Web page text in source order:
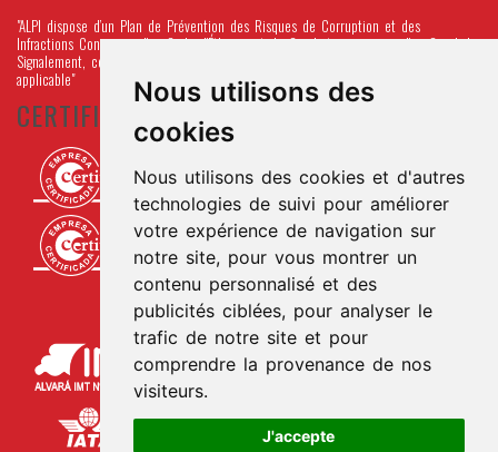
Nous utilisons des
cookies
Nous utilisons des cookies et d'autres
technologies de suivi pour améliorer
votre expérience de navigation sur
notre site, pour vous montrer un
contenu personnalisé et des
publicités ciblées, pour analyser le
trafic de notre site et pour
comprendre la provenance de nos
visiteurs.
J'accepte
"ALPI dispose d’un Plan de Prévention des Risques de Corruption et des
Infractions Connexes, d’un Code d’Éthique et de Conduite, ainsi que d’un Canal de
Signalement, conformément au Décret-Loi n° 109-E/2021 et à la législation
applicable"
CERTIFICATIONS